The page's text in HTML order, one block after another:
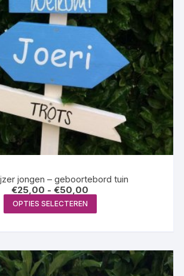
jongen – geboortebord tuin
€25,00 - €50,00
€25,00
€50,00
OPTIES SELECTEREN
product
variaties.
Deze